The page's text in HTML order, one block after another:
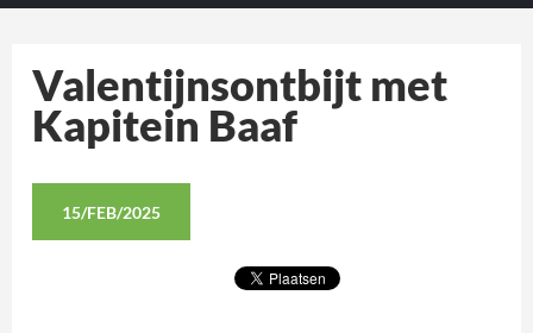
Valentijnsontbijt met
Kapitein Baaf
15/FEB/2025